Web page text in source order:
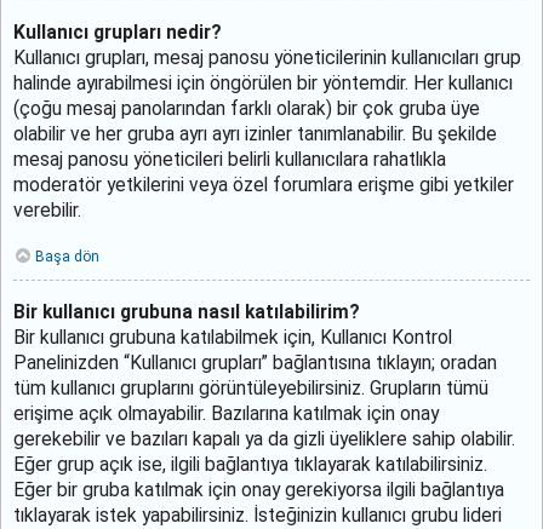
Kullanıcı grupları nedir?
Kullanıcı grupları, mesaj panosu yöneticilerinin kullanıcıları grup
halinde ayırabilmesi için öngörülen bir yöntemdir. Her kullanıcı
(çoğu mesaj panolarından farklı olarak) bir çok gruba üye
olabilir ve her gruba ayrı ayrı izinler tanımlanabilir. Bu şekilde
mesaj panosu yöneticileri belirli kullanıcılara rahatlıkla
moderatör yetkilerini veya özel forumlara erişme gibi yetkiler
verebilir.
Başa dön
Bir kullanıcı grubuna nasıl katılabilirim?
Bir kullanıcı grubuna katılabilmek için, Kullanıcı Kontrol
Panelinizden “Kullanıcı grupları” bağlantısına tıklayın; oradan
tüm kullanıcı gruplarını görüntüleyebilirsiniz. Grupların tümü
erişime açık olmayabilir. Bazılarına katılmak için onay
gerekebilir ve bazıları kapalı ya da gizli üyeliklere sahip olabilir.
Eğer grup açık ise, ilgili bağlantıya tıklayarak katılabilirsiniz.
Eğer bir gruba katılmak için onay gerekiyorsa ilgili bağlantıya
tıklayarak istek yapabilirsiniz. İsteğinizin kullanıcı grubu lideri